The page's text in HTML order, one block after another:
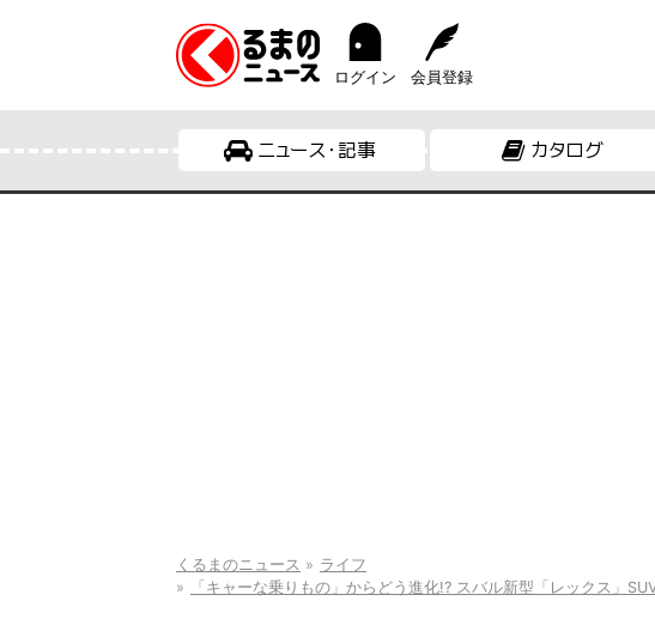
ログイン 会員登録
ニュース・記事 カタログ
くるまのニュース
ライフ
「キャーな乗りもの」からどう進化!? スバル新型「レックス」